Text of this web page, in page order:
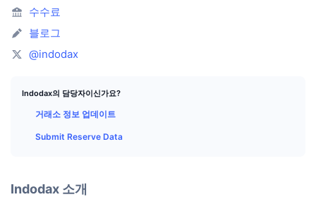
실제 자산
리더보드
트렌딩
예정
상승 및 하락 종목
BNB 트레저리
공포 및 탐욕 지수.
시장 주기 지표
밈 탐색기
상위 트레이더들
탈중앙화 거래소
스팟
파생상품
라이브
암호화폐 API
DEX API
가격
서비스
계산기
CMC Launch
CMC Max
수수료
블로그
@indodax
Indodax의 담당자이신가요?
거래소 정보 업데이트
Submit Reserve Data
Indodax 소개